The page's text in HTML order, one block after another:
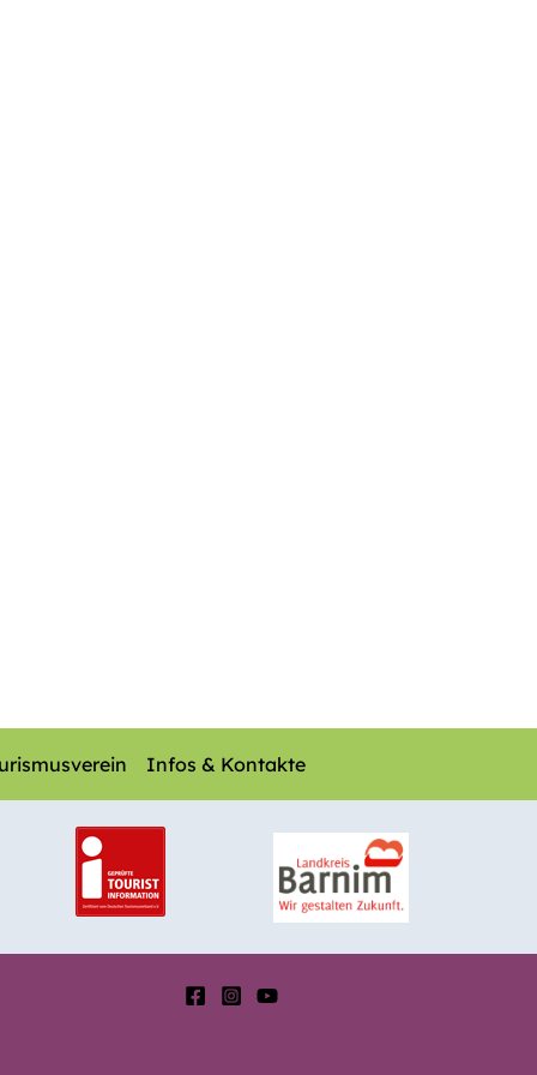
Infos & Kontakte